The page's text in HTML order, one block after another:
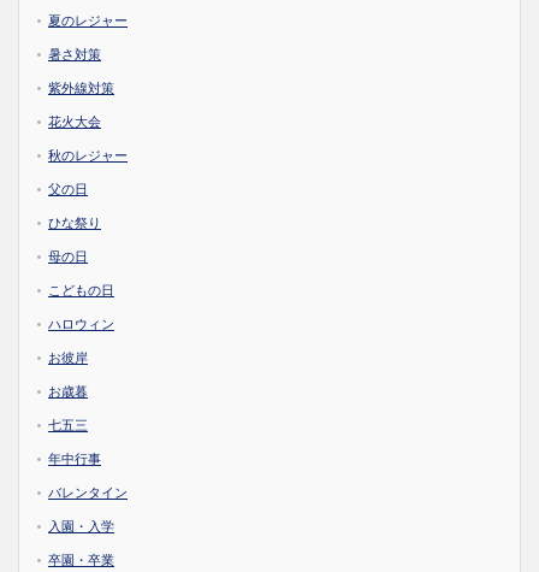
夏のレジャー
暑さ対策
紫外線対策
花火大会
秋のレジャー
父の日
ひな祭り
母の日
こどもの日
ハロウィン
お彼岸
お歳暮
七五三
年中行事
バレンタイン
入園・入学
卒園・卒業